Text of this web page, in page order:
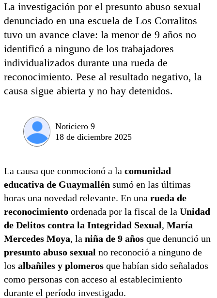
La investigación por el presunto abuso sexual
denunciado en una escuela de Los Corralitos
tuvo un avance clave: la menor de 9 años no
identificó a ninguno de los trabajadores
individualizados durante una rueda de
reconocimiento. Pese al resultado negativo, la
causa sigue abierta y no hay detenidos.
Noticiero 9
18 de diciembre 2025
La causa que conmocionó a la comunidad
educativa de Guaymallén sumó en las últimas
horas una novedad relevante. En una rueda de
reconocimiento ordenada por la fiscal de la Unidad
de Delitos contra la Integridad Sexual, María
Mercedes Moya, la niña de 9 años que denunció un
presunto abuso sexual no reconoció a ninguno de
los albañiles y plomeros que habían sido señalados
como personas con acceso al establecimiento
durante el período investigado.